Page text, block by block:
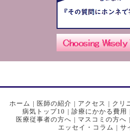
ホーム | 医師の紹介 | アクセス | クリ
病気トップ10 | 診療にかかる費用
医療従事者の方へ | マスコミの方へ |
エッセイ・コラム | サ